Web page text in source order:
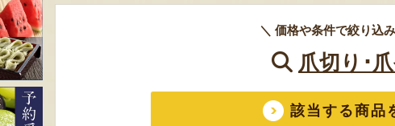
＼ 価格や条件で絞り込
爪切り･
該当する商品